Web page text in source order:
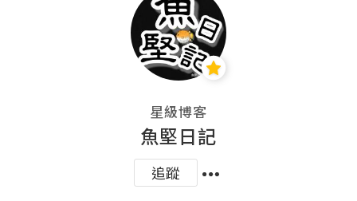
星級博客
魚堅日記
追蹤